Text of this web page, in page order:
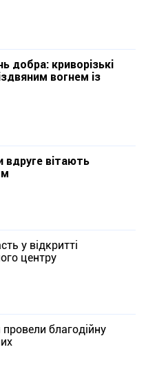
добра: криворізькі
вогнем із
вдруге вітають
у відкритті
центру
провели благодійну